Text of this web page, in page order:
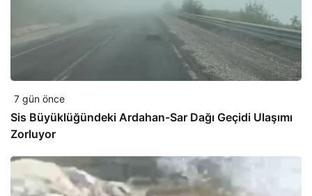
7 gün önce
Sis Büyüklüğündeki Ardahan-Sar Dağı Geçidi Ulaşımı
Zorluyor